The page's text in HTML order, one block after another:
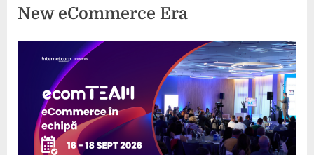
New eCommerce Era
Posted
press